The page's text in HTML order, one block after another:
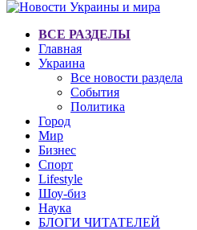
ВСЕ РАЗДЕЛЫ
Главная
Украина
Все новости раздела
События
Политика
Город
Мир
Бизнес
Спорт
Lifestyle
Шоу-биз
Наука
БЛОГИ ЧИТАТЕЛЕЙ